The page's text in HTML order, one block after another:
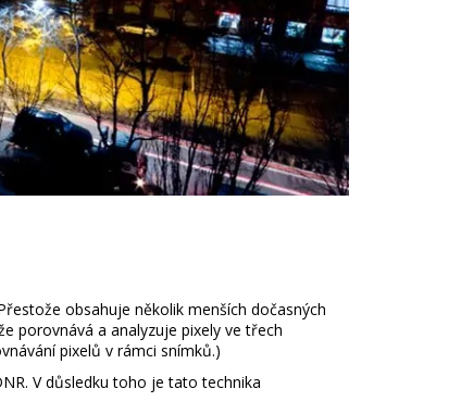
obsahuje několik menších dočasných
porovnává a analyzuje pixely ve třech
pixelů v rámci snímků.)
V důsledku toho je tato technika